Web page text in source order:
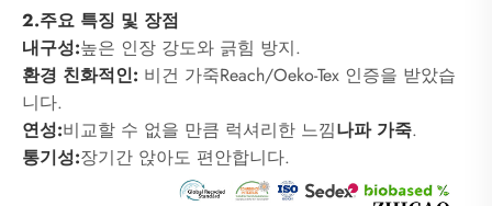
2.주요 특징 및 장점
내구성:높은 인장 강도와 긁힘 방지.
환경 친화적인: 비건 가죽Reach/Oeko-Tex 인증을 받았습
니다.
연성:비교할 수 없을 만큼 럭셔리한 느낌나파 가죽.
통기성:장기간 앉아도 편안합니다.